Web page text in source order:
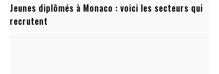
Jeunes diplômés à Monaco : voici les secteurs qui
recrutent